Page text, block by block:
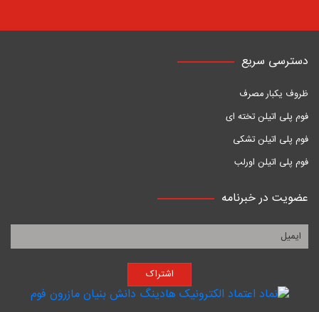
دسترسی سریع
ظروف یکبار مصرف
فوم پلی اتیلن تخته ای
فوم پلی اتیلن تشکی
فوم پلی اتیلن اورلب
عضویت در خبرنامه
اشتراک